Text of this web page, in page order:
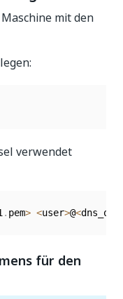
mit den
verwendet
. pem> <user>@<
für den